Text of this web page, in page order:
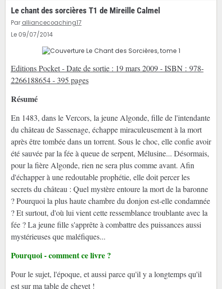
Le chant des sorcières T1 de Mireille Calmel
Par alliancecoaching17
Le 09/07/2014
Editions Pocket - Date de sortie : 19 mars 2009 - ISBN : 978-
2266188654 - 395 pages
Résumé
En 1483, dans le Vercors, la jeune Algonde, fille de l'intendante
du château de Sassenage, échappe miraculeusement à la mort
après être tombée dans un torrent. Sous le choc, elle confie avoir
été sauvée par la fée à queue de serpent, Mélusine... Désormais,
pour la fière Algonde, rien ne sera plus comme avant. Afin
d'échapper à une redoutable prophétie, elle doit percer les
secrets du château : Quel mystère entoure la mort de la baronne
? Pourquoi la plus haute chambre du donjon est-elle condamnée
? Et surtout, d'où lui vient cette ressemblance troublante avec la
fée ? La jeune fille s'apprête à combattre des puissances aussi
mystérieuses que maléfiques...
Pourquoi - comment ce livre ?
Pour le sujet, l'époque, et aussi parce qu'il y a longtemps qu'il
est sur ma table de chevet !